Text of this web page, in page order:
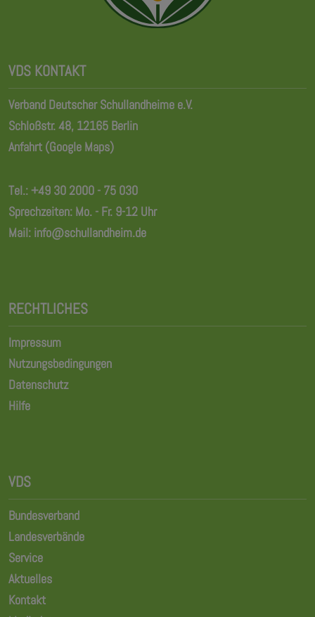
VDS KONTAKT
Verband Deutscher Schullandheime e.V.
Schloßstr. 48, 12165 Berlin
Anfahrt (Google Maps)
Tel.:+49 30 2000 - 75 030
Sprechzeiten: Mo. - Fr. 9-12 Uhr
Mail: info@schullandheim.de
RECHTLICHES
Impressum
Nutzungsbedingungen
Datenschutz
Hilfe
VDS
Bundesverband
Landesverbände
Service
Aktuelles
Kontakt